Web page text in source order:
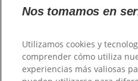
@2026 TuHogar. Todos
Nos tomamos en
Utilizamos cookies y
comprender cómo utiliza
experiencias más valiosas